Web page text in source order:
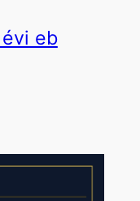
eb